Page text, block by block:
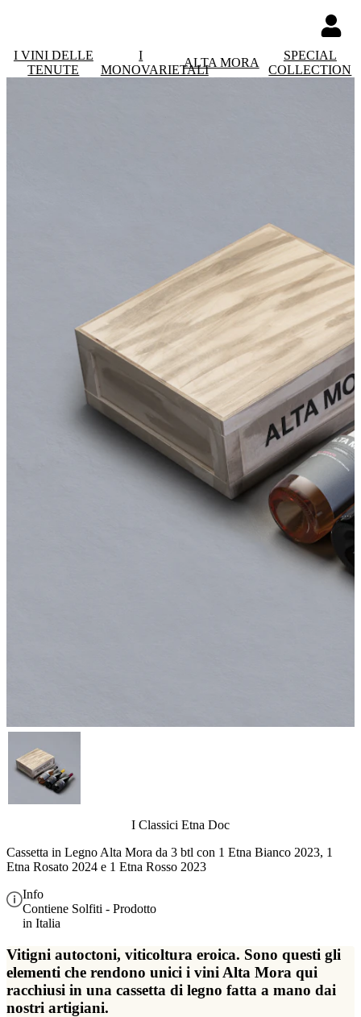
I VINI DELLE
TENUTE
I
MONOVARIETALI
ALTA MORA
SPECIAL
COLLECTION
I Classici Etna Doc
Cassetta in Legno Alta Mora da 3 btl con 1 Etna Bianco 2023, 1
Etna Rosato 2024 e 1 Etna Rosso 2023
Info
Contiene Solfiti - Prodotto
in Italia
Vitigni autoctoni, viticoltura eroica. Sono questi gli
elementi che rendono unici i vini Alta Mora qui
racchiusi in una cassetta di legno fatta a mano dai
nostri artigiani.